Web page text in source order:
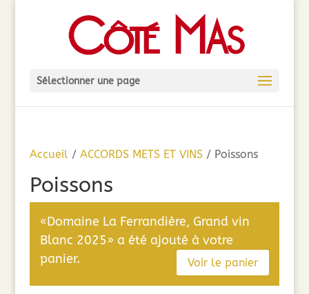
Sélectionner une page
Accueil/ ACCORDS METS ET VINS/ Poissons
Poissons
«Domaine La Ferrandière, Grand vin
Blanc 2025» a été ajouté à votre
panier.
Voir le panier